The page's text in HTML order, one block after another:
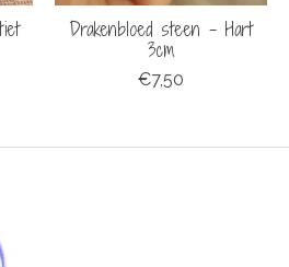
Drakenbloed steen - Hart
3cm
€7,50